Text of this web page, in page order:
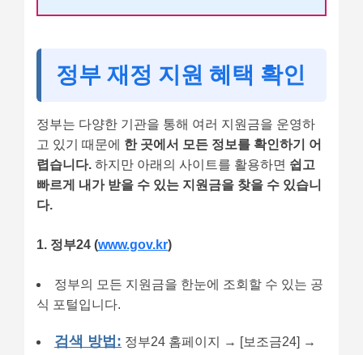
정부 재정 지원 혜택 확인
정부는 다양한 기관을 통해 여러 지원금을 운영하
고 있기 때문에 한 곳에서 모든 정보를 확인하기 어
렵습니다. 하지만 아래의 사이트를 활용하면 쉽고
빠르게 내가 받을 수 있는 지원금을 찾을 수 있습니
다.
1. 정부24 (www.gov.kr)
정부의 모든 지원금을 한눈에 조회할 수 있는 공
식 포털입니다.
검색 방법: 정부24 홈페이지 → [보조금24] →